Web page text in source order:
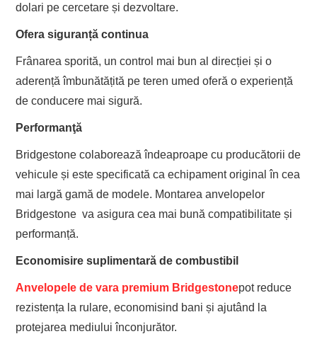
dolari pe cercetare și dezvoltare.
Ofera siguranță continua
Frânarea sporită, un control mai bun al direcției și o
aderență îmbunătățită pe teren umed oferă o experiență
de conducere mai sigură.
Performanţă
Bridgestone colaborează îndeaproape cu producătorii de
vehicule și este specificată ca echipament original în cea
mai largă gamă de modele. Montarea anvelopelor
Bridgestone va asigura cea mai bună compatibilitate și
performanță.
Economisire suplimentară de combustibil
Anvelopele de vara premium Bridgestonepot reduce
rezistența la rulare, economisind bani și ajutând la
protejarea mediului înconjurător.